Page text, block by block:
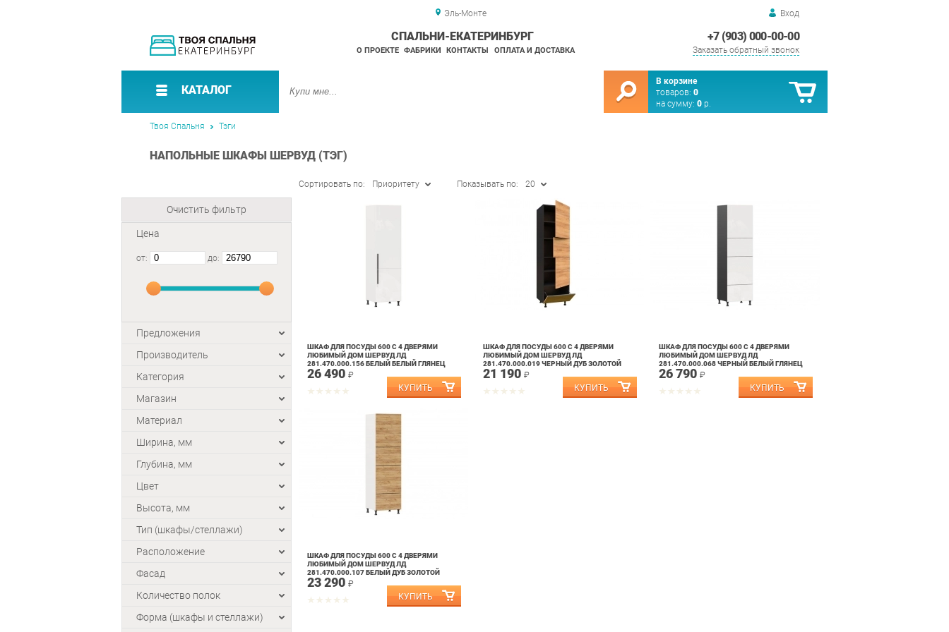
Эль-Монте Вход
+7 (903) 000-00-00
Заказать обратный звонок
СПАЛЬНИ-ЕКАТЕРИНБУРГ
О ПРОЕКТЕ ФАБРИКИ КОНТАКТЫ ОПЛАТА И ДОСТАВКА
КАТАЛОГ
В корзине
товаров: 0
на сумму: 0 р.
Твоя Спальня Тэги
НАПОЛЬНЫЕ ШКАФЫ ШЕРВУД (ТЭГ)
Очистить фильтр
Цена
от: до:
Предложения
Производитель
Категория
Магазин
Материал
Ширина, мм
Глубина, мм
Цвет
Высота, мм
Тип (шкафы/стеллажи)
Расположение
Фасад
Количество полок
Форма (шкафы и стеллажи)
Сортировать по: Приоритету Показывать по: 20
ШКАФ ДЛЯ ПОСУДЫ 600 С 4 ДВЕРЯМИ
ЛЮБИМЫЙ ДОМ ШЕРВУД ЛД
281.470.000.156 БЕЛЫЙ БЕЛЫЙ ГЛЯНЕЦ
26 490 ₽
ШКАФ ДЛЯ ПОСУДЫ 600 С 4 ДВЕРЯМИ
ЛЮБИМЫЙ ДОМ ШЕРВУД ЛД
281.470.000.019 ЧЕРНЫЙ ДУБ ЗОЛОТОЙ
21 190 ₽
ШКАФ ДЛЯ ПОСУДЫ 600 С 4 ДВЕРЯМИ
ЛЮБИМЫЙ ДОМ ШЕРВУД ЛД
281.470.000.068 ЧЕРНЫЙ БЕЛЫЙ ГЛЯНЕЦ
26 790 ₽
ШКАФ ДЛЯ ПОСУДЫ 600 С 4 ДВЕРЯМИ
ЛЮБИМЫЙ ДОМ ШЕРВУД ЛД
281.470.000.107 БЕЛЫЙ ДУБ ЗОЛОТОЙ
23 290 ₽